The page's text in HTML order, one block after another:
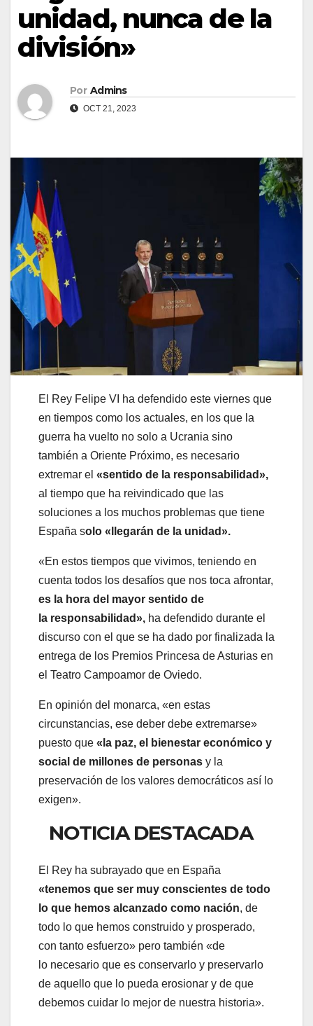
unidad, nunca de la
división»
Por Admins
OCT 21, 2023
El Rey Felipe VI ha defendido este viernes que
en tiempos como los actuales, en los que la
guerra ha vuelto no solo a Ucrania sino
también a Oriente Próximo, es necesario
extremar el «sentido de la responsabilidad»,
al tiempo que ha reivindicado que las
soluciones a los muchos problemas que tiene
España solo «llegarán de la unidad».
«En estos tiempos que vivimos, teniendo en
cuenta todos los desafíos que nos toca afrontar,
es la hora del mayor sentido de
la responsabilidad», ha defendido durante el
discurso con el que se ha dado por finalizada la
entrega de los Premios Princesa de Asturias en
el Teatro Campoamor de Oviedo.
En opinión del monarca, «en estas
circunstancias, ese deber debe extremarse»
puesto que «la paz, el bienestar económico y
social de millones de personas y la
preservación de los valores democráticos así lo
exigen».
NOTICIA DESTACADA
El Rey ha subrayado que en España
«tenemos que ser muy conscientes de todo
lo que hemos alcanzado como nación, de
todo lo que hemos construido y prosperado,
con tanto esfuerzo» pero también «de
lo necesario que es conservarlo y preservarlo
de aquello que lo pueda erosionar y de que
debemos cuidar lo mejor de nuestra historia».